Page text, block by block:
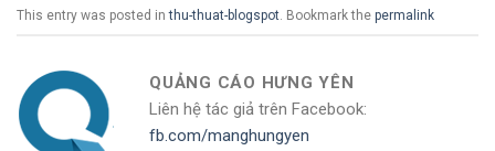
This entry was posted inthu-thuat-blogspot. Bookmark the permalink
QUẢNG CÁO HƯNG YÊN
Liên hệ tác giả trên Facebook:
fb.com/manghungyen